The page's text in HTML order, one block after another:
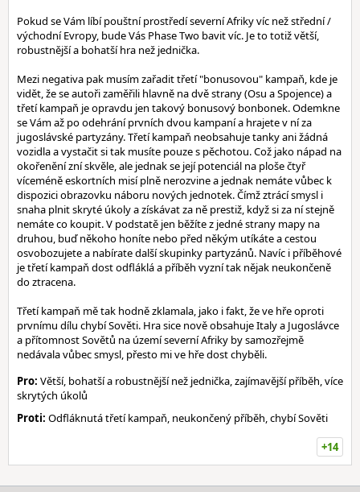
Pokud se Vám líbí pouštní prostředí severní Afriky víc než střední /
východní Evropy, bude Vás Phase Two bavit víc. Je to totiž větší,
robustnější a bohatší hra než jednička.
Mezi negativa pak musím zařadit třetí "bonusovou" kampaň, kde je
vidět, že se autoři zaměřili hlavně na dvě strany (Osu a Spojence) a
třetí kampaň je opravdu jen takový bonusový bonbonek. Odemkne
se Vám až po odehrání prvních dvou kampaní a hrajete v ní za
jugoslávské partyzány. Třetí kampaň neobsahuje tanky ani žádná
vozidla a vystačit si tak musíte pouze s pěchotou. Což jako nápad na
okořenění zní skvěle, ale jednak se její potenciál na ploše čtyř
víceméně eskortních misí plně nerozvine a jednak nemáte vůbec k
dispozici obrazovku náboru nových jednotek. Čímž ztrácí smysl i
snaha plnit skryté úkoly a získávat za ně prestiž, když si za ní stejně
nemáte co koupit. V podstatě jen běžíte z jedné strany mapy na
druhou, buď někoho honíte nebo před někým utíkáte a cestou
osvobozujete a nabírate další skupinky partyzánů. Navíc i příběhové
je třetí kampaň dost odfláklá a příběh vyzní tak nějak neukončeně
do ztracena.
Třetí kampaň mě tak hodně zklamala, jako i fakt, že ve hře oproti
prvnímu dílu chybí Sověti. Hra sice nově obsahuje Italy a Jugoslávce
a přítomnost Sovětů na území severní Afriky by samozřejmě
nedávala vůbec smysl, přesto mi ve hře dost chyběli.
Pro: Větší, bohatší a robustnější než jednička, zajímavější příběh, více
skrytých úkolů
Proti: Odfláknutá třetí kampaň, neukončený příběh, chybí Sověti
+14